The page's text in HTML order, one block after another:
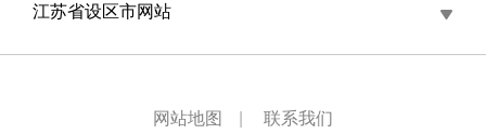
江苏省设区市网站
网站地图 联系我们